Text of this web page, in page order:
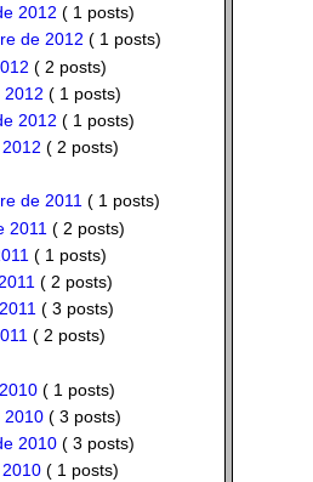
2012 ( 1 posts)
de 2012 ( 1 posts)
( 2 posts)
2012 ( 1 posts)
2012 ( 1 posts)
( 2 posts)
de 2011( 1 posts)
2011 ( 2 posts)
( 1 posts)
( 2 posts)
( 3 posts)
( 2 posts)
( 1 posts)
2010( 3 posts)
2010( 3 posts)
( 1 posts)